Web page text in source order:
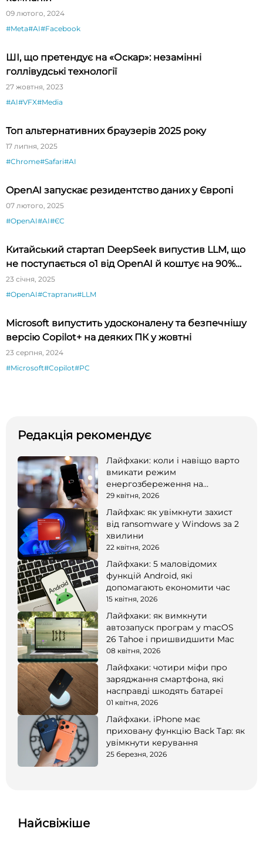
09 лютого, 2024
#Meta#AI#Facebook
ШІ, що претендує на «Оскар»: незамінні
голлівудські технології
27 жовтня, 2023
#AI#VFX#Media
Топ альтернативних браузерів 2025 року
17 липня, 2025
#Chrome#Safari#AI
OpenAI запускає резидентство даних у Європі
07 лютого, 2025
#OpenAI#AI#ЄС
Китайський стартап DeepSeek випустив LLM, що
не поступається o1 від OpenAI й коштує на 90%
дешевше
23 січня, 2025
#OpenAI#Стартапи#LLM
Microsoft випустить удосконалену та безпечнішу
версію Copilot+ на деяких ПК у жовтні
23 серпня, 2024
#Microsoft#Copilot#PC
Редакція рекомендує
Лайфхаки: коли і навіщо варто
вмикати режим
енергозбереження на
смартфоні
29 квітня, 2026
Лайфхак: як увімкнути захист
від ransomware у Windows за 2
хвилини
22 квітня, 2026
Лайфхаки: 5 маловідомих
функцій Android, які
допомагають економити час
15 квітня, 2026
Лайфхаки: як вимкнути
автозапуск програм у macOS
26 Tahoe і пришвидшити Mac
08 квітня, 2026
Лайфхаки: чотири міфи про
заряджання смартфона, які
насправді шкодять батареї
01 квітня, 2026
Лайфхаки. iPhone має
приховану функцію Back Tap: як
увімкнути керування
25 березня, 2026
Найсвіжіше